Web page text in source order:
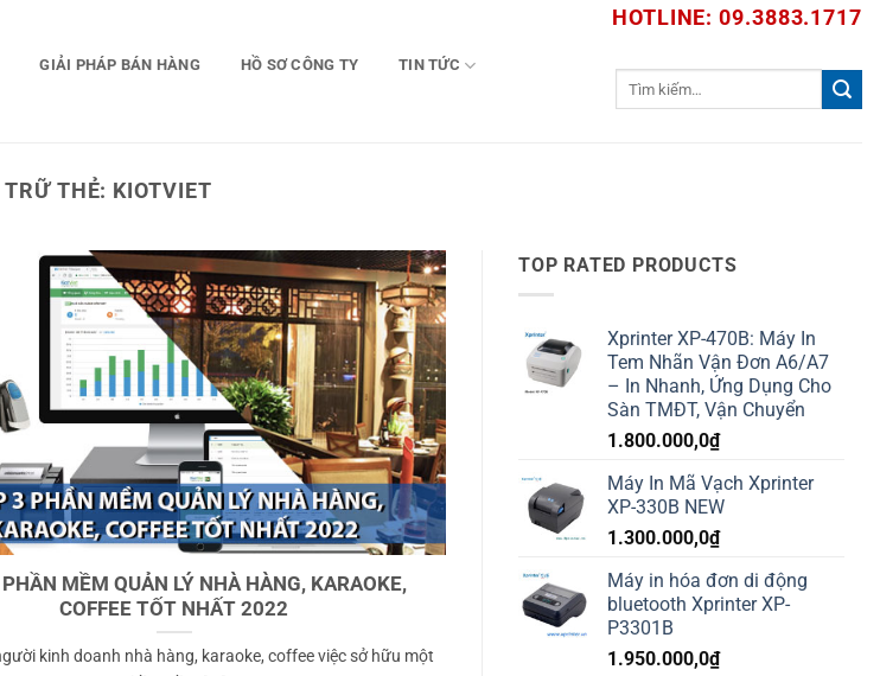
HOTLINE: 09.3883.1717
GIẢI PHÁP BÁN HÀNG HỒ SƠ CÔNG TY TIN TỨC
THẺ: KIOTVIET
MỀM QUẢN LÝ NHÀ HÀNG, KARAOKE,
COFFEE TỐT NHẤT 2022
kinh doanh nhà hàng, karaoke, coffee việc sở hữu một
TOP RATED PRODUCTS
Xprinter XP-470B: Máy In
Tem Nhãn Vận Đơn A6/A7
– In Nhanh, Ứng Dụng Cho
Sàn TMĐT, Vận Chuyển
1.800.000,0₫
Máy In Mã Vạch Xprinter
XP-330B NEW
1.300.000,0₫
Máy in hóa đơn di động
bluetooth Xprinter XP-
P3301B
1.950.000,0₫